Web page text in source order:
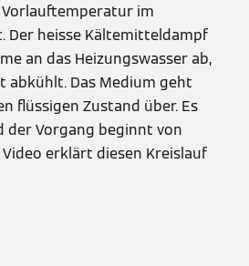
im
Der heisse Kältemitteldampf
an das Heizungswasser ab,
abkühlt. Das Medium geht
flüssigen Zustand über. Es
der Vorgang beginnt von
erklärt diesen Kreislauf